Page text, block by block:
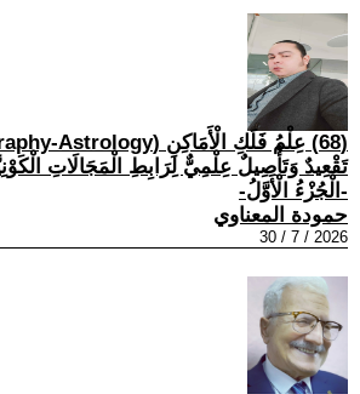
تَقْعِيدٌ وَتَأْصِيلٌ عِلْمِيٌّ لِرَابِطِ الْمَجَالَاتِ
-الْجُزْءُ الْأَوَّلُ-
حمودة المعناوي
2026 / 7 / 30